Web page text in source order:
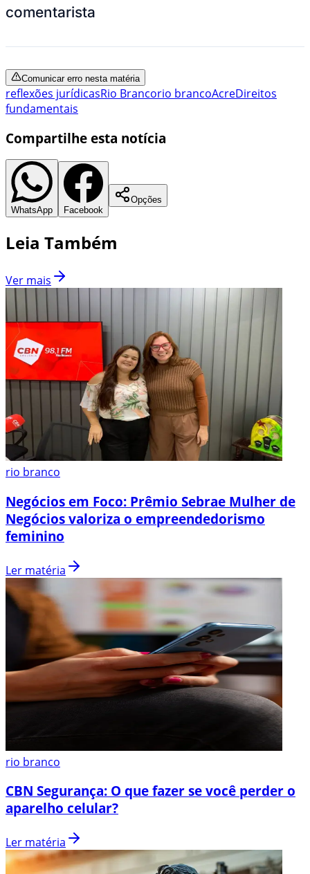
comentarista
Comunicar erro nesta matéria
reflexões jurídicasRio Brancorio brancoAcreDireitos
fundamentais
Compartilhe esta notícia
WhatsApp Facebook
Opções
Leia Também
Ver mais
rio branco
Negócios em Foco: Prêmio Sebrae Mulher de
Negócios valoriza o empreendedorismo
feminino
Ler matéria
rio branco
CBN Segurança: O que fazer se você perder o
aparelho celular?
Ler matéria